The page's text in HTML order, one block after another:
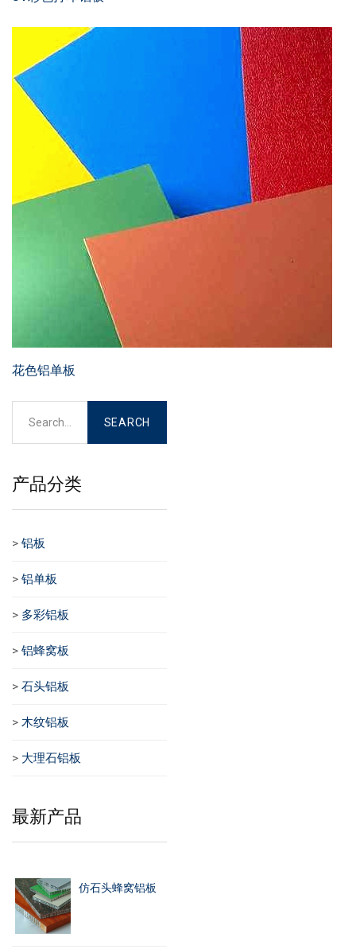
花色铝单板
产品分类
> 铝板
> 铝单板
> 多彩铝板
> 铝蜂窝板
> 石头铝板
> 木纹铝板
> 大理石铝板
最新产品
仿石头蜂窝铝板